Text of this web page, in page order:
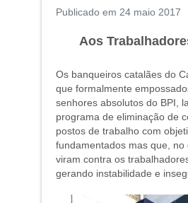
Publicado em 24 maio 2017
Aos
Os banqueiros catalães do
que formalmente
senhores absolutos do BPI,
programa de eliminação de
postos de trabalho com
fundamentados mas que, no
viram contra os
gerando instabilidade e